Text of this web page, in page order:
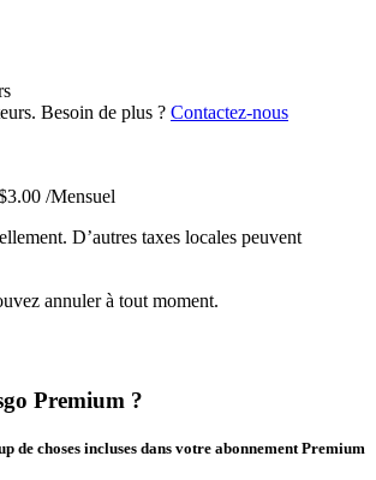
Besoin de plus ? Contactez-nous
/Mensuel
D’autres taxes locales peuvent
annuler à tout moment.
Premium ?
de choses incluses dans votre abonnement Premium